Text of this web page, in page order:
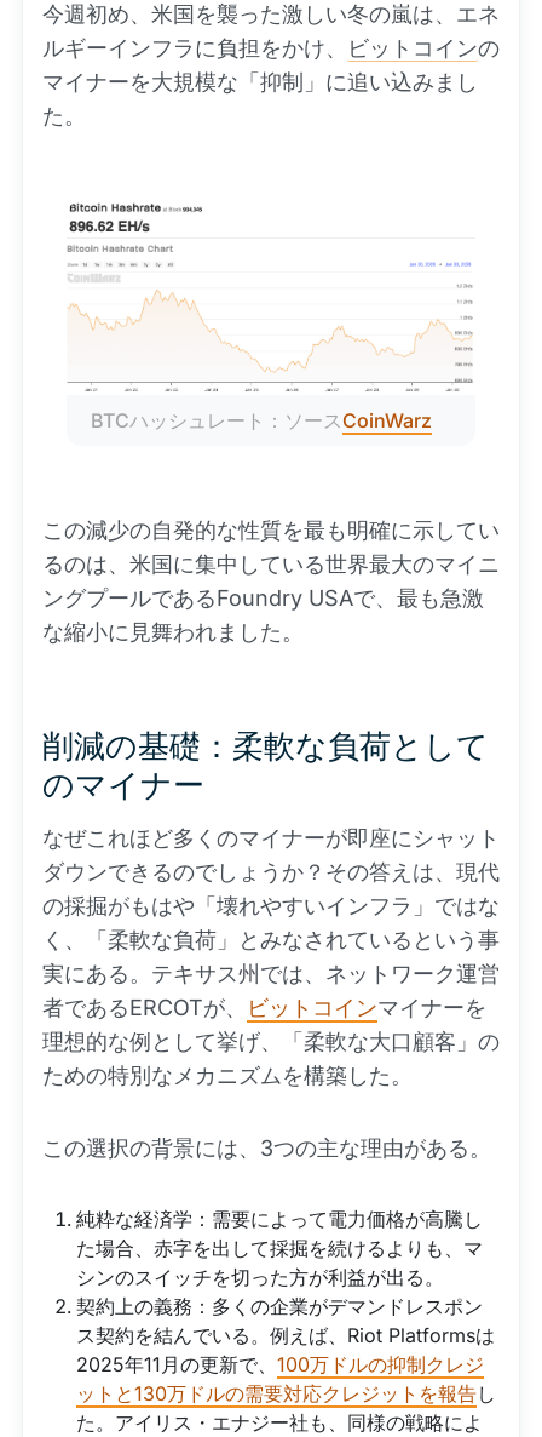
今週初め、米国を襲った激しい冬の嵐は、エネ
ルギーインフラに負担をかけ、
ビットコインの
マイナーを大規模な「抑制」に追い込みまし
た。
BTCハッシュレート：ソースCoinWarz
この減少の自発的な性質を最も明確に示してい
るのは、米国に集中している世界最大のマイニ
ングプールであるFoundry USAで、最も急激
な縮小に見舞われました。
削減の基礎：柔軟な負荷として
のマイナー
なぜこれほど多くのマイナーが即座にシャット
ダウンできるのでしょうか？その答えは、現代
の採掘がもはや「壊れやすいインフラ」ではな
く、「柔軟な負荷」とみなされているという事
実にある。テキサス州では、ネットワーク運営
者であるERCOTが、
ビットコインマイナーを
理想的な例として挙げ、「柔軟な大口顧客」の
ための特別なメカニズムを構築した。
この選択の背景には、3つの主な理由がある。
純粋な経済学：需要によって電力価格が高騰し
た場合、赤字を出して採掘を続けるよりも、マ
シンのスイッチを切った方が利益が出る。
契約上の義務：多くの企業がデマンドレスポン
ス契約を結んでいる。例えば、Riot Platformsは
2025年11月の更新で、 100万ドルの抑制クレジ
ットと130万ドルの需要対応クレジットを報告し
た。アイリス・エナジー社も、同様の戦略によ